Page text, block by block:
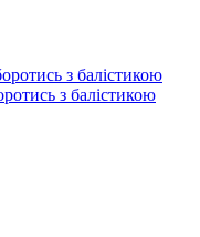
з балістикою